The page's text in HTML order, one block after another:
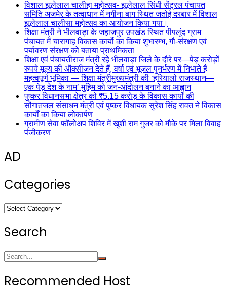
विशाल झूलेलाल चालीहा महोत्सव- झूलेलाल सिंधी सेंट्रल पंचायत
समिति अजमेर के तत्वाधान में नगीना बाग स्थित जतोई दरबार में विशाल
झूलेलाल चालीसा महोत्सव का आयोजन किया गया।
शिक्षा मंत्री ने भीलवाड़ा के जहाजपुर उपखंड स्थित पीपलूंद ग्राम
पंचायत में चारागाह विकास कार्यो का किया शुभारम्भ, गौ-संरक्षण एवं
पर्यावरण संरक्षण को बताया प्राथमिकता
शिक्षा एवं पंचायतीराज मंत्री रहे भीलवाड़ा जिले के दौरे पर—पेड़ करोड़ों
रुपये मूल्य की ऑक्सीजन देते हैं, वर्षा एवं भूजल पुनर्भरण में निभाते हैं
महत्वपूर्ण भूमिका — शिक्षा मंत्रीमुख्यमंत्री की ‘हरियालो राजस्थान—
एक पेड़ देश के नाम’ मुहिम को जन-आंदोलन बनाने का आह्वान
पुष्कर विधानसभा क्षेत्र को ₹5.15 करोड़ के विकास कार्यों की
सौगातजल संसाधन मंत्री एवं पुष्कर विधायक सुरेश सिंह रावत ने विकास
कार्यों का किया लोकार्पण
ग्रामीण सेवा फॉलोअप शिविर में खुशी राम गुजर को मौके पर मिला विवाह
पंजीकरण
AD
Categories
Categories
Search
Recommended Host